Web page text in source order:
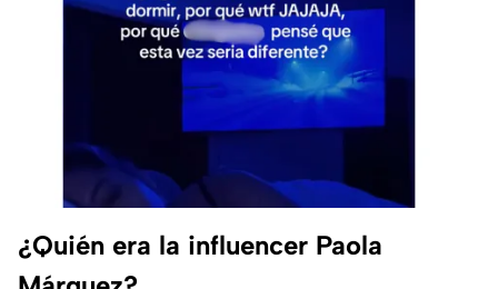
¿Quién era la influencer Paola